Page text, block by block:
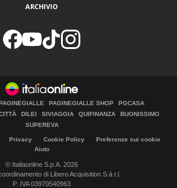
ARCHIVIO
PAGINEGIALLE PAGINEGIALLE SHOP
PGCASA
DILEI SIVIAGGIA QUIFINANZA
BUONISSIMO
SUPEREVA
Privacy Cookie Policy
Preferenze sui cookie
Aiuto
© Italiaonline S.p.A. 2026
di Libero Acquisition S.á r.l.
P. IVA 03970540963